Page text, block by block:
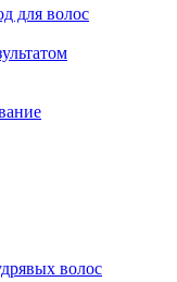
для волос
волос